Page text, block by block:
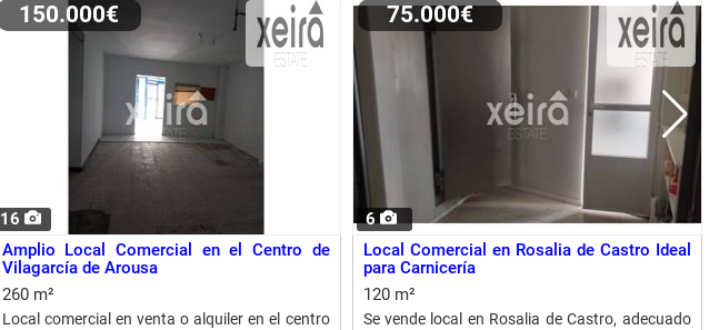
16
150.000€
Amplio Local Comercial en el Centro de
Vilagarcía de Arousa
260 m²
Local comercial en venta o alquiler en el centro
6
75.000€
Local Comercial en Rosalia de Castro Ideal
para Carnicería
120 m²
Se vende local en Rosalia de Castro, adecuado